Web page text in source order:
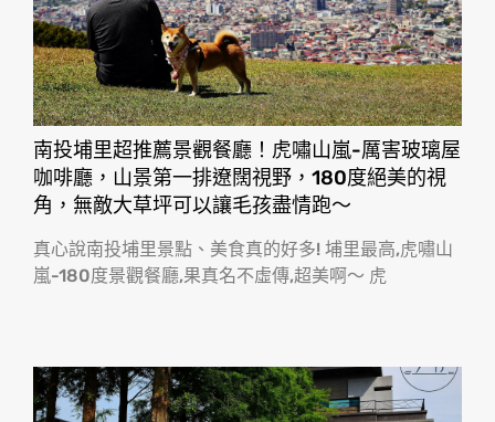
南投埔里超推薦景觀餐廳！虎嘯山嵐-厲害玻璃屋
咖啡廳，山景第一排遼闊視野，180度絕美的視
角，無敵大草坪可以讓毛孩盡情跑〜
真心說南投埔里景點、美食真的好多! 埔里最高,虎嘯山
嵐-180度景觀餐廳,果真名不虛傳,超美啊〜 虎